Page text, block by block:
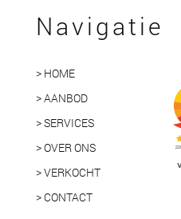
Navigatie
> HOME
> AANBOD
> SERVICES
> OVER ONS
> VERKOCHT
> CONTACT